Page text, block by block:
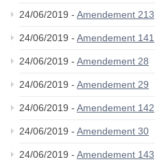
24/06/2019 - Amendement 213
24/06/2019 - Amendement 141
24/06/2019 - Amendement 28
24/06/2019 - Amendement 29
24/06/2019 - Amendement 142
24/06/2019 - Amendement 30
24/06/2019 - Amendement 143